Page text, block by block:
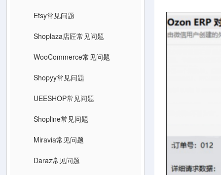
Etsy常见问题
Shoplaza店匠常见问题
WooCommerce常见问题
Shopyy常见问题
UEESHOP常见问题
Shopline常见问题
Miravia常见问题
Daraz常见问题